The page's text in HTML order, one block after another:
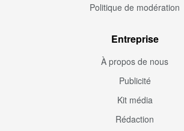
Politique de modération
Entreprise
À propos de nous
Publicité
Kit média
Rédaction